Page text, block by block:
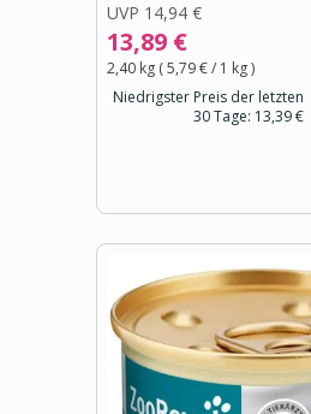
UVP 14,94 €
13,89 €
2,40 kg (5,79 €/ 1 kg)
Niedrigster Preis der letzten
30 Tage: 13,39 €